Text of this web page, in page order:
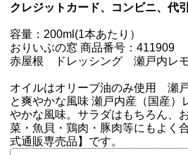
クレジットカード、コンビニ、代
容量：200ml(1本あたり）
おりいぶの窓 商品番号：411909
赤屋根 ドレッシング 瀬戸内レ
オイルはオリーブ油のみ使用 瀬
と爽やかな風味 瀬戸内産（国産）
やかな風味。サラダはもちろん、
菜・魚貝・鶏肉・豚肉等にもよく
式通販専売品】です。